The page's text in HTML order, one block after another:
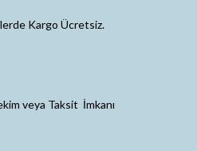
Kargo Ücretsiz.
veya Taksit İmkanı